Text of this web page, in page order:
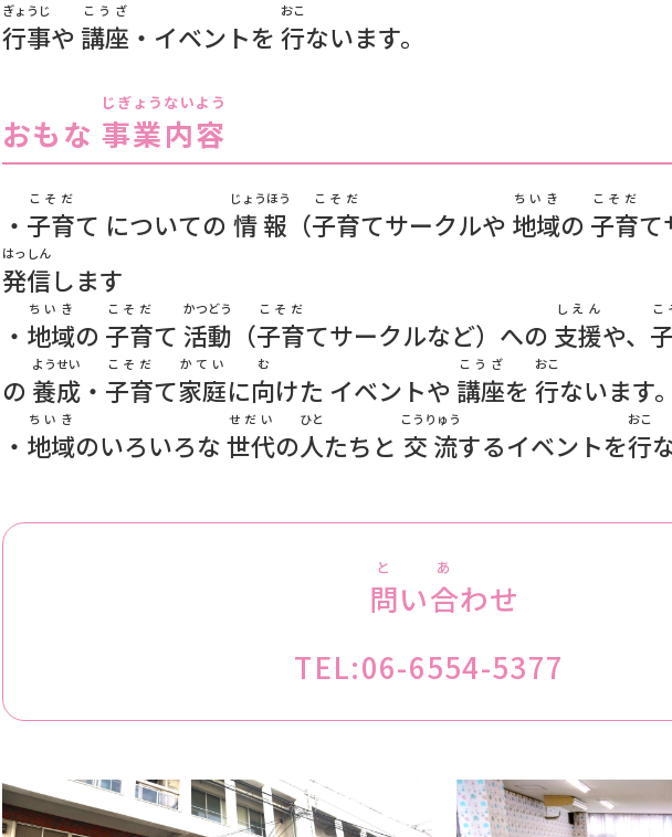
行事
ぎょうじ
や 講座
こうざ
・イベントを 行
おこ
ないます。
おもな 事業
じぎょう
内容
ないよう
・ 子育
こそだ
て についての 情報
じょうほう
（子育
こそだ
てサークルや 地域
ちいき
の 子育
こそだ
て
発信
はっしん
します
・ 地域
ちいき
の 子育
こそだ
て 活動
かつどう
（子育
こそだ
てサークルなど）への 支援
しえん
や、
こ
の養成
ようせい
・ 子育
こそだ
て家庭
かてい
に向
む
けた イベントや 講座
こうざ
を 行
おこ
ないます。
・ 地域
ちいき
のいろいろな世代
せだい
の人
ひと
たちと 交流
こうりゅう
するイベントを行
おこ
問
と
い合
あ
わせ
TEL:06-6554-5377